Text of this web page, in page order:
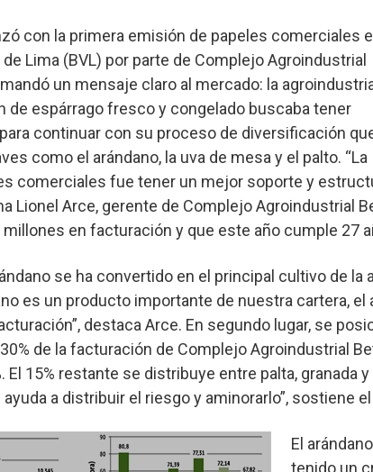
con la primera emisión de papeles comerciales
Lima (BVL) por parte de Complejo Agroindustrial
un mensaje claro al mercado: la
de espárrago fresco y congelado buscaba tener
continuar con su proceso de diversificación
como el arándano, la uva de mesa y el palto. “La
comerciales fue tener un mejor soporte y
Lionel Arce, gerente de Complejo Agroindustrial
millones en facturación y que este año cumple 27
se ha convertido en el principal cultivo de la
es un producto importante de nuestra cartera, el
destaca Arce. En segundo lugar, se
de la facturación de Complejo Agroindustrial
El 15% restante se distribuye entre palta, granada
a distribuir el riesgo y aminorarlo”, sostiene
El
tenido un